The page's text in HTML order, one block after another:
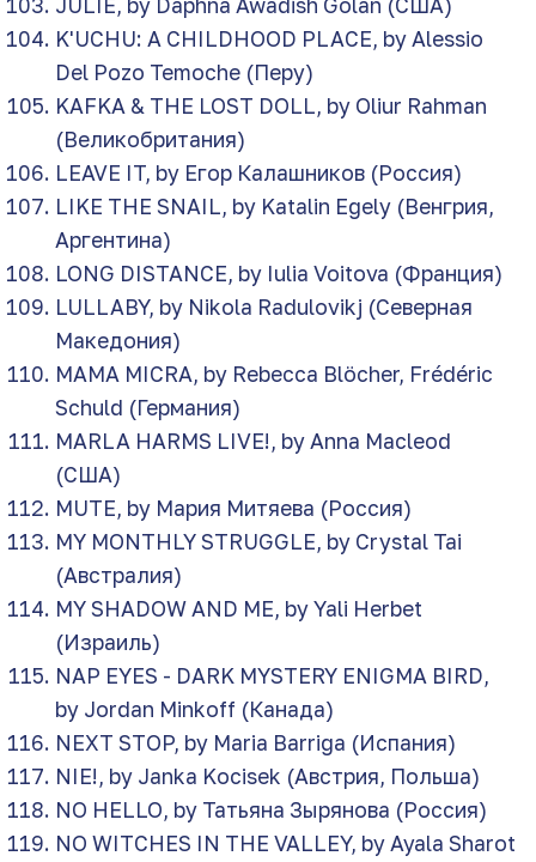
JULIE, by Daphna Awadish Golan (США)
K'UCHU: A CHILDHOOD PLACE, by Alessio
Del Pozo Temoche (Перу)
KAFKA & THE LOST DOLL, by Oliur Rahman
(Великобритания)
LEAVE IT, by Егор Калашников (Россия)
LIKE THE SNAIL, by Katalin Egely (Венгрия,
Аргентина)
LONG DISTANCE, by Iulia Voitova (Франция)
LULLABY, by Nikola Radulovikj (Северная
Македония)
MAMA MICRA, by Rebecca Blöcher, Frédéric
Schuld (Германия)
MARLA HARMS LIVE!, by Anna Macleod
(США)
MUTE, by Мария Митяева (Россия)
MY MONTHLY STRUGGLE, by Crystal Tai
(Австралия)
MY SHADOW AND ME, by Yali Herbet
(Израиль)
NAP EYES - DARK MYSTERY ENIGMA BIRD,
by Jordan Minkoff (Канада)
NEXT STOP, by Maria Barriga (Испания)
NIE!, by Janka Kocisek (Австрия, Польша)
NO HELLO, by Татьяна Зырянова (Россия)
NO WITCHES IN THE VALLEY, by Ayala Sharot